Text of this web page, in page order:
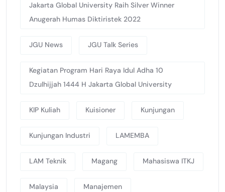
Jakarta Global University Raih Silver Winner
Anugerah Humas Diktiristek 2022
JGU News JGU Talk Series
Kegiatan Program Hari Raya Idul Adha 10
Dzulhijjah 1444 H Jakarta Global University
KIP Kuliah Kuisioner Kunjungan
Kunjungan Industri LAMEMBA
LAM Teknik Magang Mahasiswa ITKJ
Malaysia Manajemen